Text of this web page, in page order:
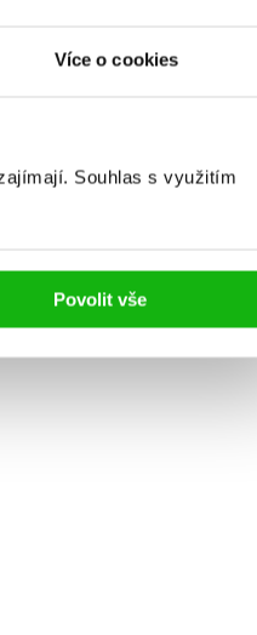
Více o cookies
Souhlas s využitím
Povolit vše